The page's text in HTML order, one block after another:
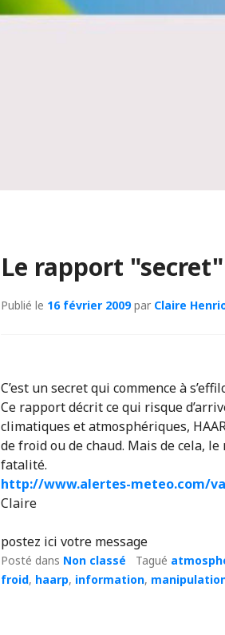
Le rapport
Publié le 16 février 2009par Claire
C’est un secret qui commence à
Ce rapport décrit ce qui risque
climatiques et atmosphériques,
de froid ou de chaud. Mais de cela,
fatalité.
http://www.alertes-meteo.com/
Claire
postez ici votre message
Posté dans Non classé Tagué
froid, haarp, information,